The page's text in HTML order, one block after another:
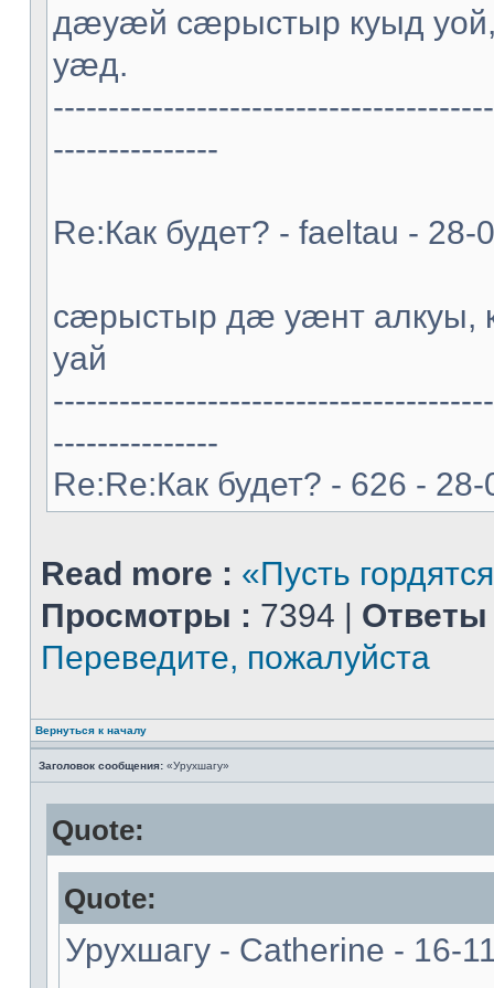
дæуæй сæрыстыр куыд
уæд.
---------------
Re:Как будет? - faeltau - 28-
cæрыстыр дæ уæнт
уай
---------------
Re:Re:Как будет? - 626 -
Read more : «Пусть
Просмотры : 7394 | Ответы
Переведите, пожалуйста
Вернуться к началу
Заголовок сообщения: «Урухшагу»
Quote:
Quote:
Урухшагу - Catherine - 16-